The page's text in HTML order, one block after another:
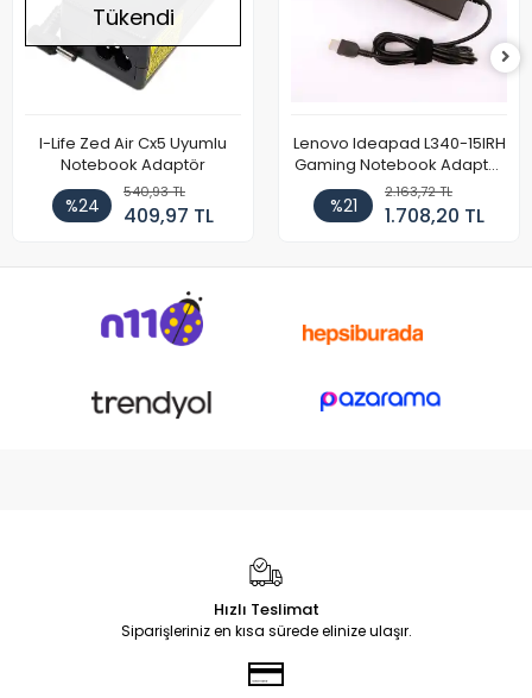
Tükendi
I-Life Zed Air Cx5 Uyumlu
Notebook Adaptör
%24
540,93 TL
409,97 TL
Lenovo Ideapad L340-15IRH
Gaming Notebook Adaptör
Cihazı Şarj Aleti (150W)
%21
2.163,72 TL
1.708,20 TL
Hızlı Teslimat
Siparişleriniz en kısa sürede elinize ulaşır.